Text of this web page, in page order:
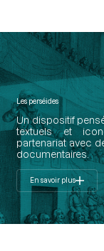
Les perséides
Un dispositif
textuels et
partenariat avec
documentaires.
En savoir plus